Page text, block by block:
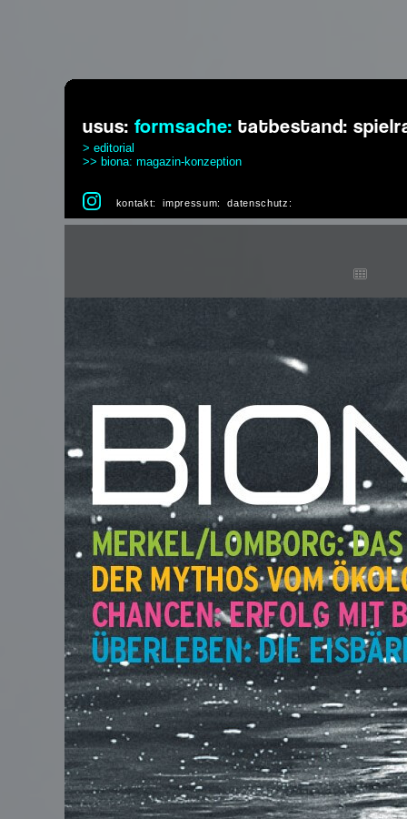
usus: formsache: tatbestand:
> editorial
>> biona: magazin-konzeption
kontakt: impressum: datenschutz: